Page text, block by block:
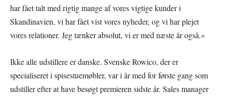
har fået talt med rigtig mange af vores vigtige kunder i
Skandinavien, vi har fået vist vores nyheder, og vi har plejet
vores relationer. Jeg tænker absolut, vi er med næste år også.«
Ikke alle udstillere er danske. Svenske Rowico, der er
specialiseret i spisestuemøbler, var i år med for første gang som
udstiller efter at have besøgt premieren sidste år. Sales manager